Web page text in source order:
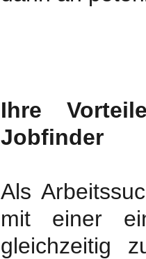
Ihre
Jobfinder
Als
mit einer
gleichzeitig